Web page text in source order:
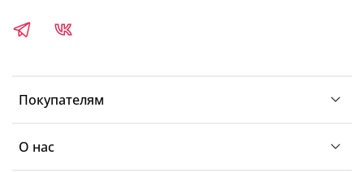
Покупателям
О нас